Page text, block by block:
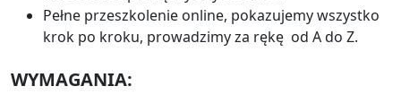
Pełne przeszkolenie online, pokazujemy wszystko
krok po kroku, prowadzimy za rękę od A do Z.
WYMAGANIA: